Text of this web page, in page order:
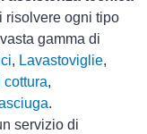
risolvere ogni tipo
gamma di
, Lavastoviglie,
cottura,
.
servizio di